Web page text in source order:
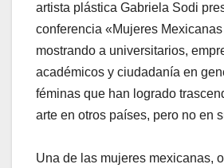
artista plástica Gabriela Sodi
conferencia «Mujeres
mostrando a universitarios,
académicos y ciudadanía en
féminas que han logrado
arte en otros países, pero no en
Una de las mujeres mexicanas,